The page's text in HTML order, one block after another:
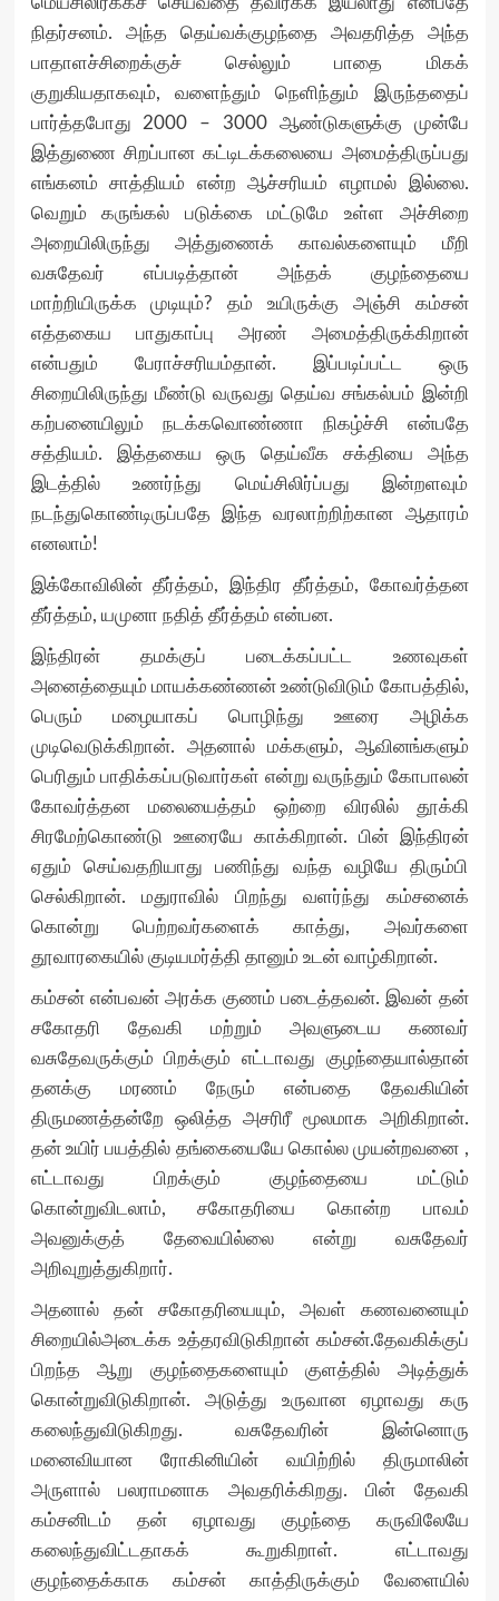
நிதர்சனம். அந்த தெய்வக்குழந்தை அவதரித்த அந்த
பாதாளச்சிறைக்குச் செல்லும் பாதை மிகக்
குறுகியதாகவும், வளைந்தும் நெளிந்தும் இருந்ததைப்
பார்த்தபோது 2000 – 3000 ஆண்டுகளுக்கு முன்பே
இத்துணை சிறப்பான கட்டிடக்கலையை அமைத்திருப்பது
எங்கனம் சாத்தியம் என்ற ஆச்சரியம் எழாமல் இல்லை.
வெறும் கருங்கல் படுக்கை மட்டுமே உள்ள அச்சிறை
அறையிலிருந்து அத்துணைக் காவல்களையும் மீறி
வசுதேவர் எப்படித்தான் அந்தக் குழந்தையை
மாற்றியிருக்க முடியும்? தம் உயிருக்கு அஞ்சி கம்சன்
எத்தகைய பாதுகாப்பு அரண் அமைத்திருக்கிறான்
என்பதும் பேராச்சரியம்தான். இப்படிப்பட்ட ஒரு
சிறையிலிருந்து மீண்டு வருவது தெய்வ சங்கல்பம் இன்றி
கற்பனையிலும் நடக்கவொண்ணா நிகழ்ச்சி என்பதே
சத்தியம். இத்தகைய ஒரு தெய்வீக சக்தியை அந்த
இடத்தில் உணர்ந்து மெய்சிலிர்ப்பது இன்றளவும்
நடந்துகொண்டிருப்பதே இந்த வரலாற்றிற்கான ஆதாரம்
எனலாம்!
இக்கோவிலின் தீர்த்தம், இந்திர தீர்த்தம், கோவர்த்தன
தீர்த்தம், யமுனா நதித் தீர்த்தம் என்பன.
இந்திரன் தமக்குப் படைக்கப்பட்ட உணவுகள்
அனைத்தையும் மாயக்கண்ணன் உண்டுவிடும் கோபத்தில்,
பெரும் மழையாகப் பொழிந்து ஊரை அழிக்க
முடிவெடுக்கிறான். அதனால் மக்களும், ஆவினங்களும்
பெரிதும் பாதிக்கப்படுவார்கள் என்று வருந்தும் கோபாலன்
கோவர்த்தன மலையைத்தம் ஒற்றை விரலில் தூக்கி
சிரமேற்கொண்டு ஊரையே காக்கிறான். பின் இந்திரன்
ஏதும் செய்வதறியாது பணிந்து வந்த வழியே திரும்பி
செல்கிறான். மதுராவில் பிறந்து வளர்ந்து கம்சனைக்
கொன்று பெற்றவர்களைக் காத்து, அவர்களை
தூவாரகையில் குடியமர்த்தி தானும் உடன் வாழ்கிறான்.
கம்சன் என்பவன் அரக்க குணம் படைத்தவன். இவன் தன்
சகோதரி தேவகி மற்றும் அவளுடைய கணவர்
வசுதேவருக்கும் பிறக்கும் எட்டாவது குழந்தையால்தான்
தனக்கு மரணம் நேரும் என்பதை தேவகியின்
திருமணத்தன்றே ஒலித்த அசரிரீ மூலமாக அறிகிறான்.
தன் உயிர் பயத்தில் தங்கையையே கொல்ல முயன்றவனை ,
எட்டாவது பிறக்கும் குழந்தையை மட்டும்
கொன்றுவிடலாம், சகோதரியை கொன்ற பாவம்
அவனுக்குத் தேவையில்லை என்று வசுதேவர்
அறிவுறுத்துகிறார்.
அதனால் தன் சகோதரியையும், அவள் கணவனையும்
சிறையில்அடைக்க உத்தரவிடுகிறான் கம்சன்.தேவகிக்குப்
பிறந்த ஆறு குழந்தைகளையும் குளத்தில் அடித்துக்
கொன்றுவிடுகிறான். அடுத்து உருவான ஏழாவது கரு
கலைந்துவிடுகிறது. வசுதேவரின் இன்னொரு
மனைவியான ரோகினியின் வயிற்றில் திருமாலின்
அருளால் பலராமனாக அவதரிக்கிறது. பின் தேவகி
கம்சனிடம் தன் ஏழாவது குழந்தை கருவிலேயே
கலைந்துவிட்டதாகக் கூறுகிறாள். எட்டாவது
குழந்தைக்காக கம்சன் காத்திருக்கும் வேளையில்